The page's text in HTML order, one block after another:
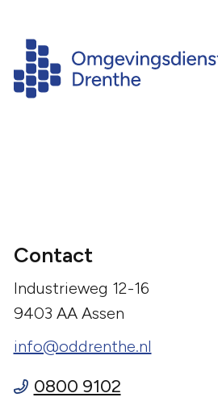
Contact
Industrieweg 12-16
9403 AA Assen
info@oddrenthe.nl
0800 9102